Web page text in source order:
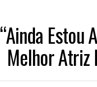
“Ainda Estou
Melhor Atriz